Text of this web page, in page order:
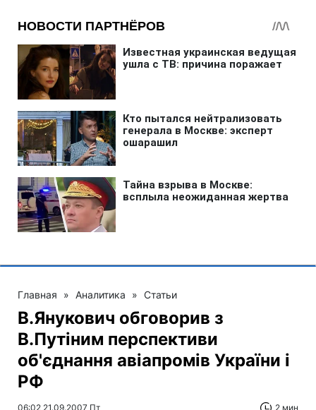
Главная » Аналитика » Статьи
В.Янукович обговорив з
В.Путіним перспективи
об'єднання авіапромів України і
РФ
06:02 21.09.2007 Пт 2 мин